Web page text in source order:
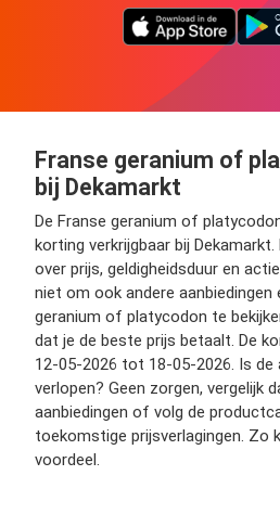
Franse geranium of
bij Dekamarkt
De Franse geranium of
korting verkrijgbaar bij
over prijs, geldigheidsduur en
niet om ook andere aanbiedingen
geranium of platycodon te
dat je de beste prijs betaalt. De
12-05-2026 tot 18-05-2026. Is de
verlopen? Geen zorgen, vergelijk
aanbiedingen of volg de
toekomstige prijsverlagingen. Zo
voordeel.